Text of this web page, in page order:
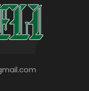
Enerji
modern yaşam
estetik ile bulu